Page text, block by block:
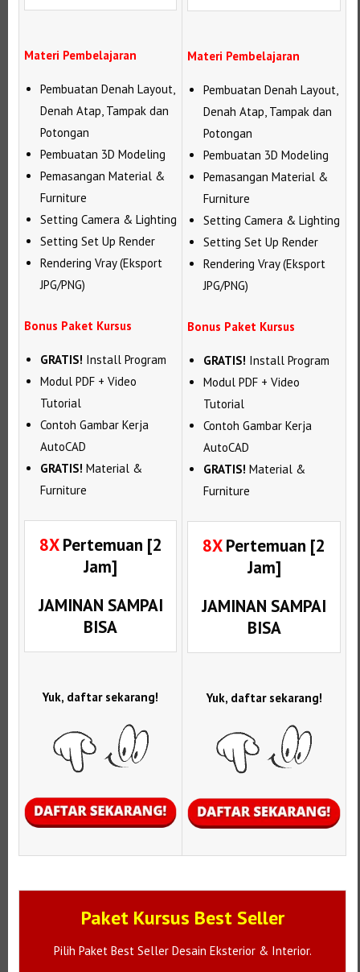
Materi Pembelajaran
Pembuatan Denah Layout,
Denah Atap, Tampak dan
Potongan
Pembuatan 3D Modeling
Pemasangan Material &
Furniture
Setting Camera & Lighting
Setting Set Up Render
Rendering Vray (Eksport
JPG/PNG)
Bonus Paket Kursus
GRATIS! Install Program
Modul PDF + Video
Tutorial
Contoh Gambar Kerja
AutoCAD
GRATIS! Material &
Furniture
8XPertemuan [2
Jam]
JAMINAN SAMPAI
BISA
Yuk, daftar sekarang!
Materi Pembelajaran
Pembuatan Denah Layout,
Denah Atap, Tampak dan
Potongan
Pembuatan 3D Modeling
Pemasangan Material &
Furniture
Setting Camera & Lighting
Setting Set Up Render
Rendering Vray (Eksport
JPG/PNG)
Bonus Paket Kursus
GRATIS! Install Program
Modul PDF + Video
Tutorial
Contoh Gambar Kerja
AutoCAD
GRATIS! Material &
Furniture
8XPertemuan [2
Jam]
JAMINAN SAMPAI
BISA
Yuk, daftar sekarang!
Paket Kursus Best Seller
Pilih Paket Best Seller Desain Eksterior & Interior.